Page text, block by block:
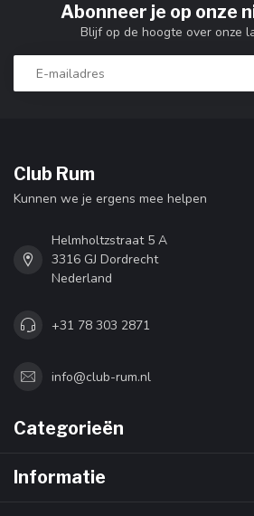
Abonneer je op onze
Blijf op de hoogte over onze
Club Rum
Kunnen we je ergens mee helpen
Helmholtzstraat 5 A
3316 GJ Dordrecht
Nederland
+31 78 303 2871
info@club-rum.nl
Categorieën
Informatie